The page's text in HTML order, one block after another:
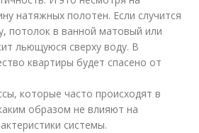
натяжных полотен. Если случится
потолок в ванной матовый или
льющуюся сверху воду. В
квартиры будет спасено от
которые часто происходят в
образом не влияют на
системы.